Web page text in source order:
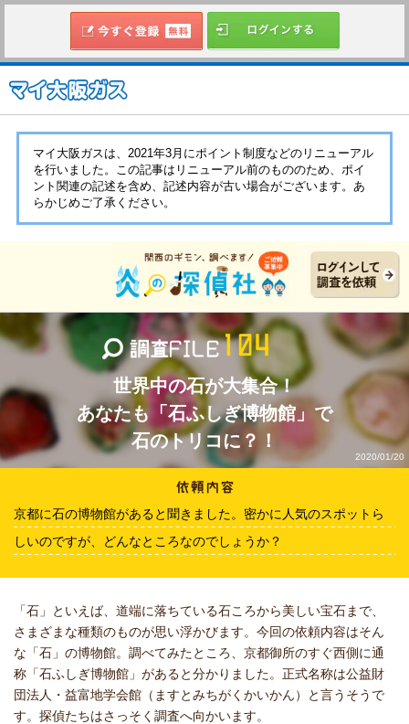
マイ大阪ガスは、2021年3月にポイント制度などのリニューアル
を行いました。この記事はリニューアル前のもののため、ポイ
ント関連の記述を含め、記述内容が古い場合がございます。あ
らかじめご了承ください。
世界中の石が大集合！
あなたも「石ふしぎ博物館」で
石のトリコに？！
2020/01/20
京都に石の博物館があると聞きました。密かに人気のスポットら
しいのですが、どんなところなのでしょうか？
「石」といえば、道端に落ちている石ころから美しい宝石まで、
さまざまな種類のものが思い浮かびます。今回の依頼内容はそん
な「石」の博物館。調べてみたところ、京都御所のすぐ西側に通
称「石ふしぎ博物館」があると分かりました。正式名称は公益財
団法人・益富地学会館（ますとみちがくかいかん）と言うそうで
す。探偵たちはさっそく調査へ向かいます。